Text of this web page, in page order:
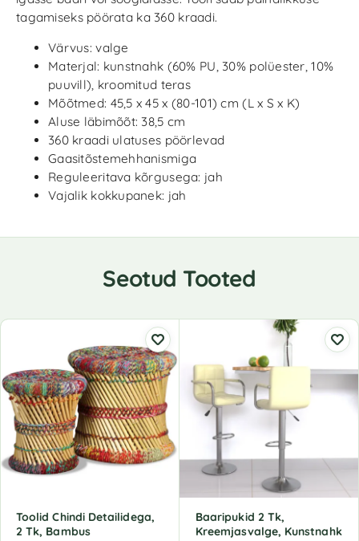
tagamiseks pöörata ka 360 kraadi.
Värvus: valge
Materjal: kunstnahk (60% PU, 30% polüester, 10%
puuvill), kroomitud teras
Mõõtmed: 45,5 x 45 x (80-101) cm (L x S x K)
Aluse läbimõõt: 38,5 cm
360 kraadi ulatuses pöörlevad
Gaasitõstemehhanismiga
Reguleeritava kõrgusega: jah
Vajalik kokkupanek: jah
Seotud Tooted
Toolid Chindi Detailidega,
2 Tk, Bambus
Baaripukid 2 Tk,
Kreemjasvalge, Kunstnahk